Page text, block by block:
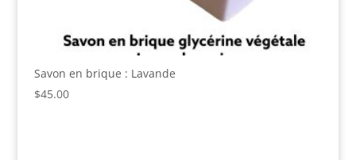
Savon en brique : Lavande
$45.00